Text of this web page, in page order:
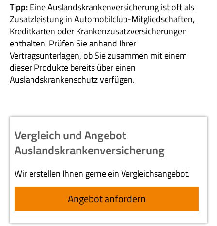
Tipp:Eine Auslandskrankenversicherung ist oft als
Zusatzleistung in Automobilclub-Mitgliedschaften,
Kredit­karten oder Kranken­zusatz­ver­si­che­rungen
enthalten. Prüfen Sie anhand Ihrer
Vertragsunterlagen, ob Sie zusammen mit einem
dieser Produkte bereits über einen
Auslandskrankenschutz verfügen.
Vergleich und Angebot
Auslandskrankenversicherung
Wir erstellen Ihnen gerne ein Vergleichsangebot.
An­ge­bot an­for­dern